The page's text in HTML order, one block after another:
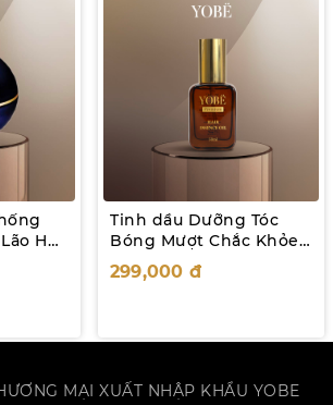
Hoá
Tinh dầu Dưỡng Tóc
Bóng Mượt Chắc Khỏe
YOBE 50mL
299,000 đ
MẠI XUẤT NHẬP KHẨU YOBE